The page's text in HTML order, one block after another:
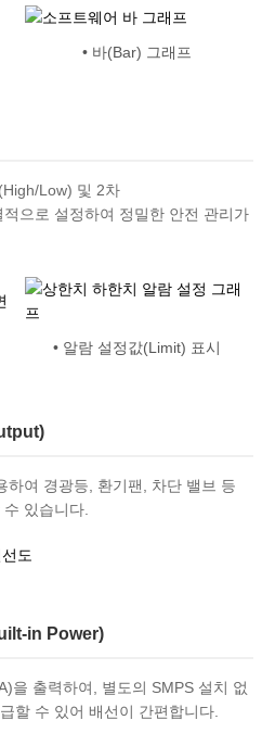
• 바(Bar) 그래프
Low) 및 2차
으로 설정하여 정밀한 안전 관리가
• 알람 설정값(Limit) 표시
여 경광등, 환기팬, 차단 밸브 등
있습니다.
in Power)
을 출력하여, 별도의 SMPS 설치 없
할 수 있어 배선이 간편합니다.